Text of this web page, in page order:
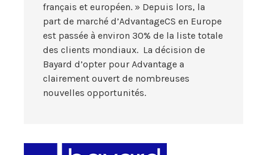
français et européen. » Depuis lors, la
part de marché d’AdvantageCS en Europe
est passée à environ 30% de la liste totale
des clients mondiaux. La décision de
Bayard d’opter pour Advantage a
clairement ouvert de nombreuses
nouvelles opportunités.